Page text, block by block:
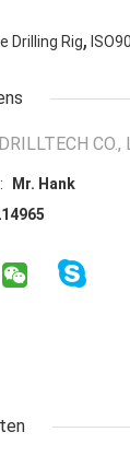
Drilling Rig,
CO.,
Mr. Hank